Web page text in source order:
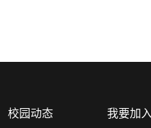
校园动态 我要加